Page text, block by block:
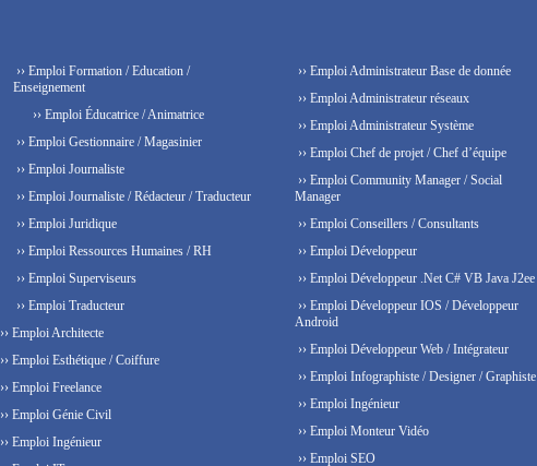
›› Emploi Formation / Education /
Enseignement
›› Emploi Éducatrice / Animatrice
›› Emploi Gestionnaire / Magasinier
›› Emploi Journaliste
›› Emploi Journaliste / Rédacteur / Traducteur
›› Emploi Juridique
›› Emploi Ressources Humaines / RH
›› Emploi Superviseurs
›› Emploi Traducteur
›› Emploi Architecte
›› Emploi Esthétique / Coiffure
›› Emploi Freelance
›› Emploi Génie Civil
›› Emploi Ingénieur
›› Emploi Administrateur Base de donnée
›› Emploi Administrateur réseaux
›› Emploi Administrateur Système
›› Emploi Chef de projet / Chef d’équipe
›› Emploi Community Manager / Social
Manager
›› Emploi Conseillers / Consultants
›› Emploi Développeur
›› Emploi Développeur .Net C# VB Java J2ee
›› Emploi Développeur IOS / Développeur
Android
›› Emploi Développeur Web / Intégrateur
›› Emploi Infographiste / Designer / Graphiste
›› Emploi Ingénieur
›› Emploi Monteur Vidéo
›› Emploi SEO